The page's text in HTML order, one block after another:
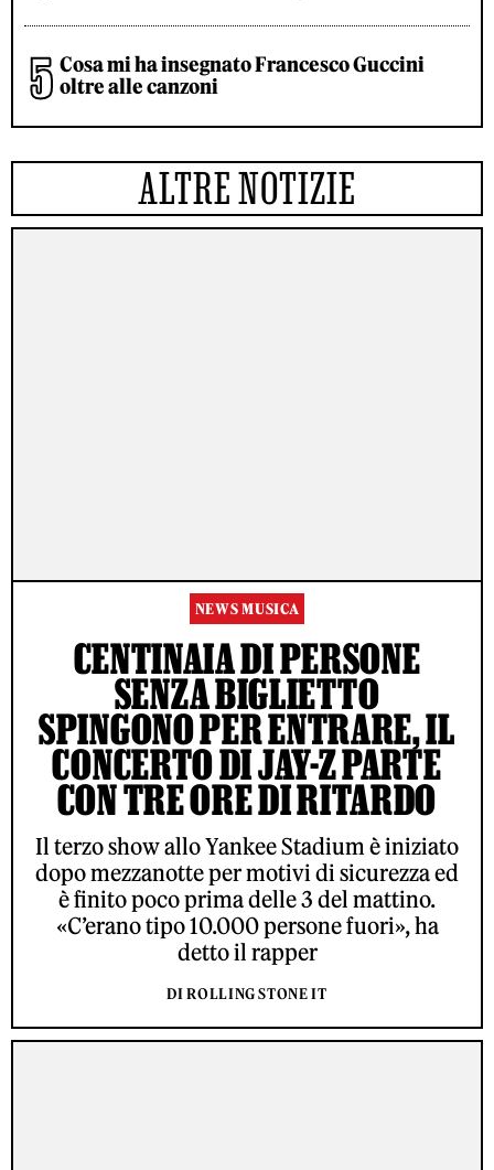
Cosa mi ha insegnato Francesco Guccini
oltre alle canzoni
ALTRE NOTIZIE
NEWS MUSICA
CENTINAIA DI PERSONE
SENZA BIGLIETTO
SPINGONO PER ENTRARE, IL
CONCERTO DI JAY-Z PARTE
CON TRE ORE DI RITARDO
Il terzo show allo Yankee Stadium è iniziato
dopo mezzanotte per motivi di sicurezza ed
è finito poco prima delle 3 del mattino.
«C’erano tipo 10.000 persone fuori», ha
detto il rapper
DI ROLLING STONE IT